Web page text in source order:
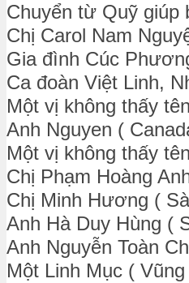
Chuyển từ Quỹ giúp
Chị Carol Nam
Gia đình Cúc
Ca đoàn Việt Linh,
Một vị không thấy
Anh Nguyen (
Một vị không thấy
Chị Phạm Hoàng
Chị Minh Hương (
Anh Hà Duy Hùng (
Anh Nguyễn Toàn
Một Linh Mục (